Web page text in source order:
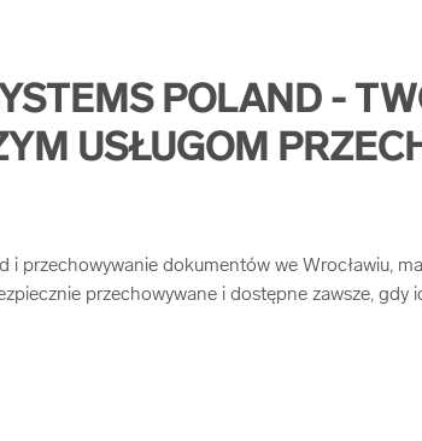
POLAND -
USŁUGOM
i przechowywanie dokumentów we Wrocławiu,
przechowywane i dostępne zawsze, gdy